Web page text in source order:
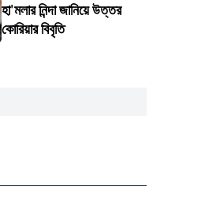
হা'মলার নিন্দা জানিয়ে উত্তর
কোরিয়ার বিবৃতি